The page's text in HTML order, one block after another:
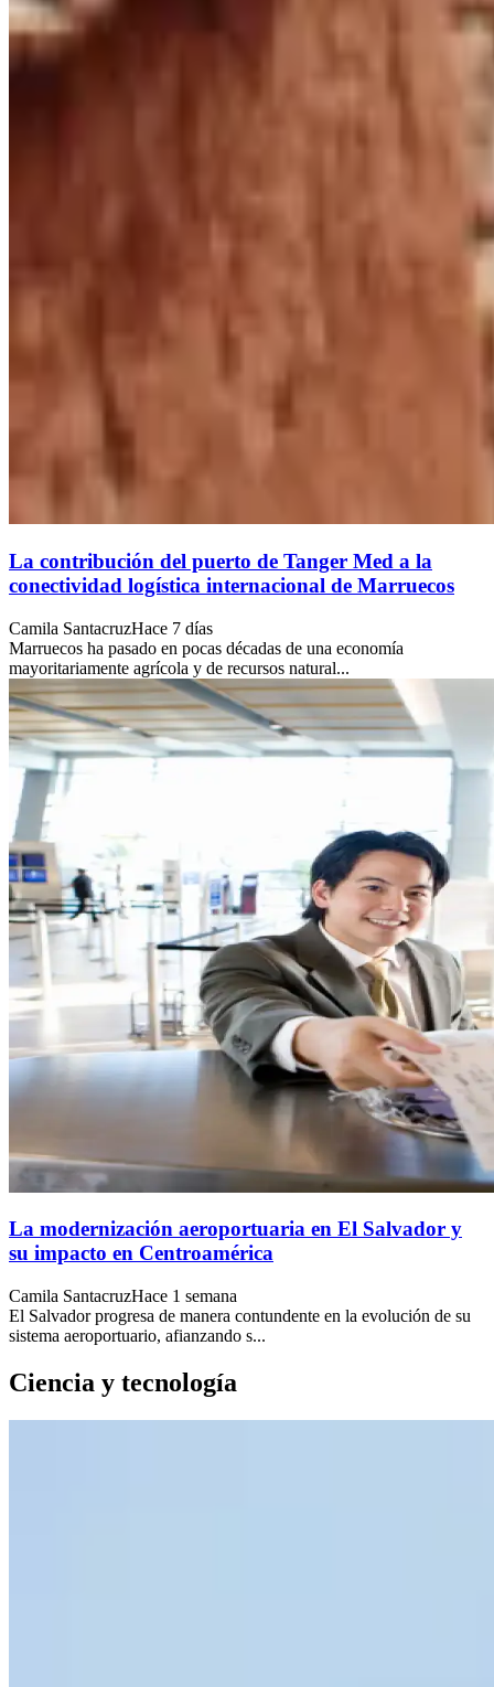
La contribución del puerto de Tanger Med a la
conectividad logística internacional de Marruecos
Camila SantacruzHace 7 días
Marruecos ha pasado en pocas décadas de una economía
mayoritariamente agrícola y de recursos natural...
La modernización aeroportuaria en El Salvador y
su impacto en Centroamérica
Camila SantacruzHace 1 semana
El Salvador progresa de manera contundente en la evolución de su
sistema aeroportuario, afianzando s...
Ciencia y tecnología